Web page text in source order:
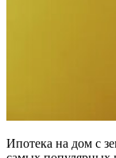
Ипотека на дом с